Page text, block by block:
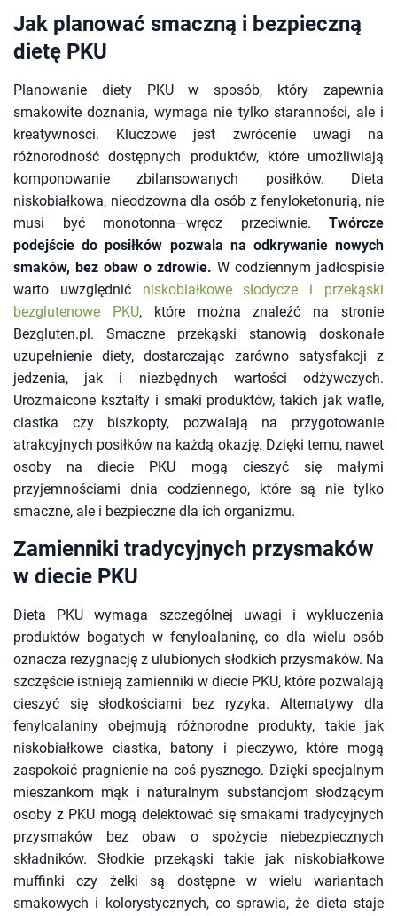
Jak planować smaczną i bezpieczną
dietę PKU
Planowanie diety PKU w sposób, który zapewnia
smakowite doznania, wymaga nie tylko staranności, ale i
kreatywności. Kluczowe jest zwrócenie uwagi na
różnorodność dostępnych produktów, które umożliwiają
komponowanie zbilansowanych posiłków. Dieta
niskobiałkowa, nieodzowna dla osób z fenyloketonurią, nie
musi być monotonna—wręcz przeciwnie. Twórcze
podejście do posiłków pozwala na odkrywanie nowych
smaków, bez obaw o zdrowie. W codziennym jadłospisie
warto uwzględnić niskobiałkowe słodycze i przekąski
bezglutenowe PKU, które można znaleźć na stronie
Bezgluten.pl. Smaczne przekąski stanowią doskonałe
uzupełnienie diety, dostarczając zarówno satysfakcji z
jedzenia, jak i niezbędnych wartości odżywczych.
Urozmaicone kształty i smaki produktów, takich jak wafle,
ciastka czy biszkopty, pozwalają na przygotowanie
atrakcyjnych posiłków na każdą okazję. Dzięki temu, nawet
osoby na diecie PKU mogą cieszyć się małymi
przyjemnościami dnia codziennego, które są nie tylko
smaczne, ale i bezpieczne dla ich organizmu.
Zamienniki tradycyjnych przysmaków
w diecie PKU
Dieta PKU wymaga szczególnej uwagi i wykluczenia
produktów bogatych w fenyloalaninę, co dla wielu osób
oznacza rezygnację z ulubionych słodkich przysmaków. Na
szczęście istnieją zamienniki w diecie PKU, które pozwalają
cieszyć się słodkościami bez ryzyka. Alternatywy dla
fenyloalaniny obejmują różnorodne produkty, takie jak
niskobiałkowe ciastka, batony i pieczywo, które mogą
zaspokoić pragnienie na coś pysznego. Dzięki specjalnym
mieszankom mąk i naturalnym substancjom słodzącym
osoby z PKU mogą delektować się smakami tradycyjnych
przysmaków bez obaw o spożycie niebezpiecznych
składników. Słodkie przekąski takie jak niskobiałkowe
muffinki czy żelki są dostępne w wielu wariantach
smakowych i kolorystycznych, co sprawia, że dieta staje